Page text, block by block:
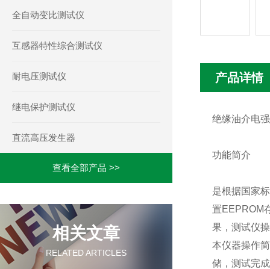
全自动变比测试仪
互感器特性综合测试仪
耐电压测试仪
继电保护测试仪
直流高压发生器
查看全部产品 >>
相关文章
RELATED ARTICLES
产品详情
绝缘油介电
功能简介
是根据国家
置EEPROM
果，测试仪
本仪器操作
储，测试完